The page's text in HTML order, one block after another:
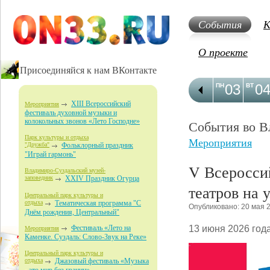
Присоединяйся к нам ВКонтакте
Мероприятия
XIII Всероссийский
фестиваль духовной музыки и
колокольных звонов «Лето Господне»
Парк культуры и отдыха
"Дружба"
Фольклорный праздник
"Играй гармонь"
Владимиро-Суздальский музей-
заповедник XXIV Праздник Огурца
Центральный парк культуры и
отдыха
Тематическая программа "С
Днём рождения, Центральный"
Мероприятия
Фестиваль «Лето на
Каменке. Суздаль: Слово-Звук на Реке»
Центральный парк культуры и
отдыха
Джазовый фестиваль «Музыка
События
О проекте
03
ПН 04
ВТ
События во
Мероприятия
V
театров на
Опубликовано: 20 мая
13 июня 2026